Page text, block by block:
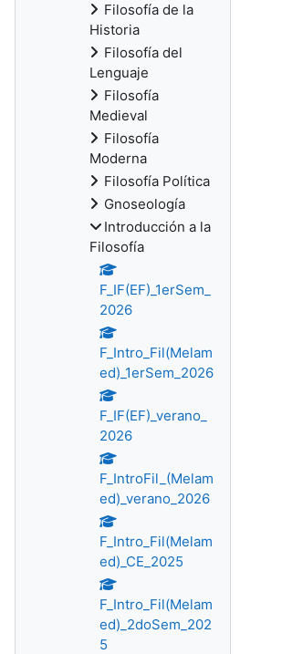
Filosofía de la
Historia
Filosofía del
Lenguaje
Filosofía
Medieval
Filosofía
Moderna
Filosofía Política
Gnoseología
Introducción a la
Filosofía
F_IF(EF)_1erSem_
2026
F_Intro_Fil(Melam
ed)_1erSem_2026
F_IF(EF)_verano_
2026
F_IntroFil_(Melam
ed)_verano_2026
F_Intro_Fil(Melam
ed)_CE_2025
F_Intro_Fil(Melam
ed)_2doSem_202
5